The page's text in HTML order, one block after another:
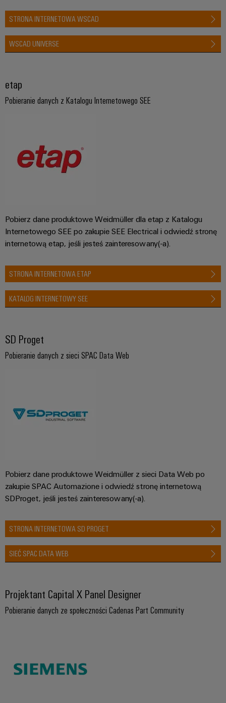
STRONA INTERNETOWA WSCAD
WSCAD UNIVERSE
etap
Pobieranie danych z Katalogu Internetowego SEE
Pobierz dane produktowe Weidmüller dla etap z Katalogu
Internetowego SEE po zakupie SEE Electrical i odwiedź stronę
internetową etap, jeśli jesteś zainteresowany(-a).
STRONA INTERNETOWA ETAP
KATALOG INTERNETOWY SEE
SD Proget
Pobieranie danych z sieci SPAC Data Web
Pobierz dane produktowe Weidmüller z sieci Data Web po
zakupie SPAC Automazione i odwiedź stronę internetową
SDProget, jeśli jesteś zainteresowany(-a).
STRONA INTERNETOWA SD PROGET
SIEĆ SPAC DATA WEB
Projektant Capital X Panel Designer
Pobieranie danych ze społeczności Cadenas Part Community